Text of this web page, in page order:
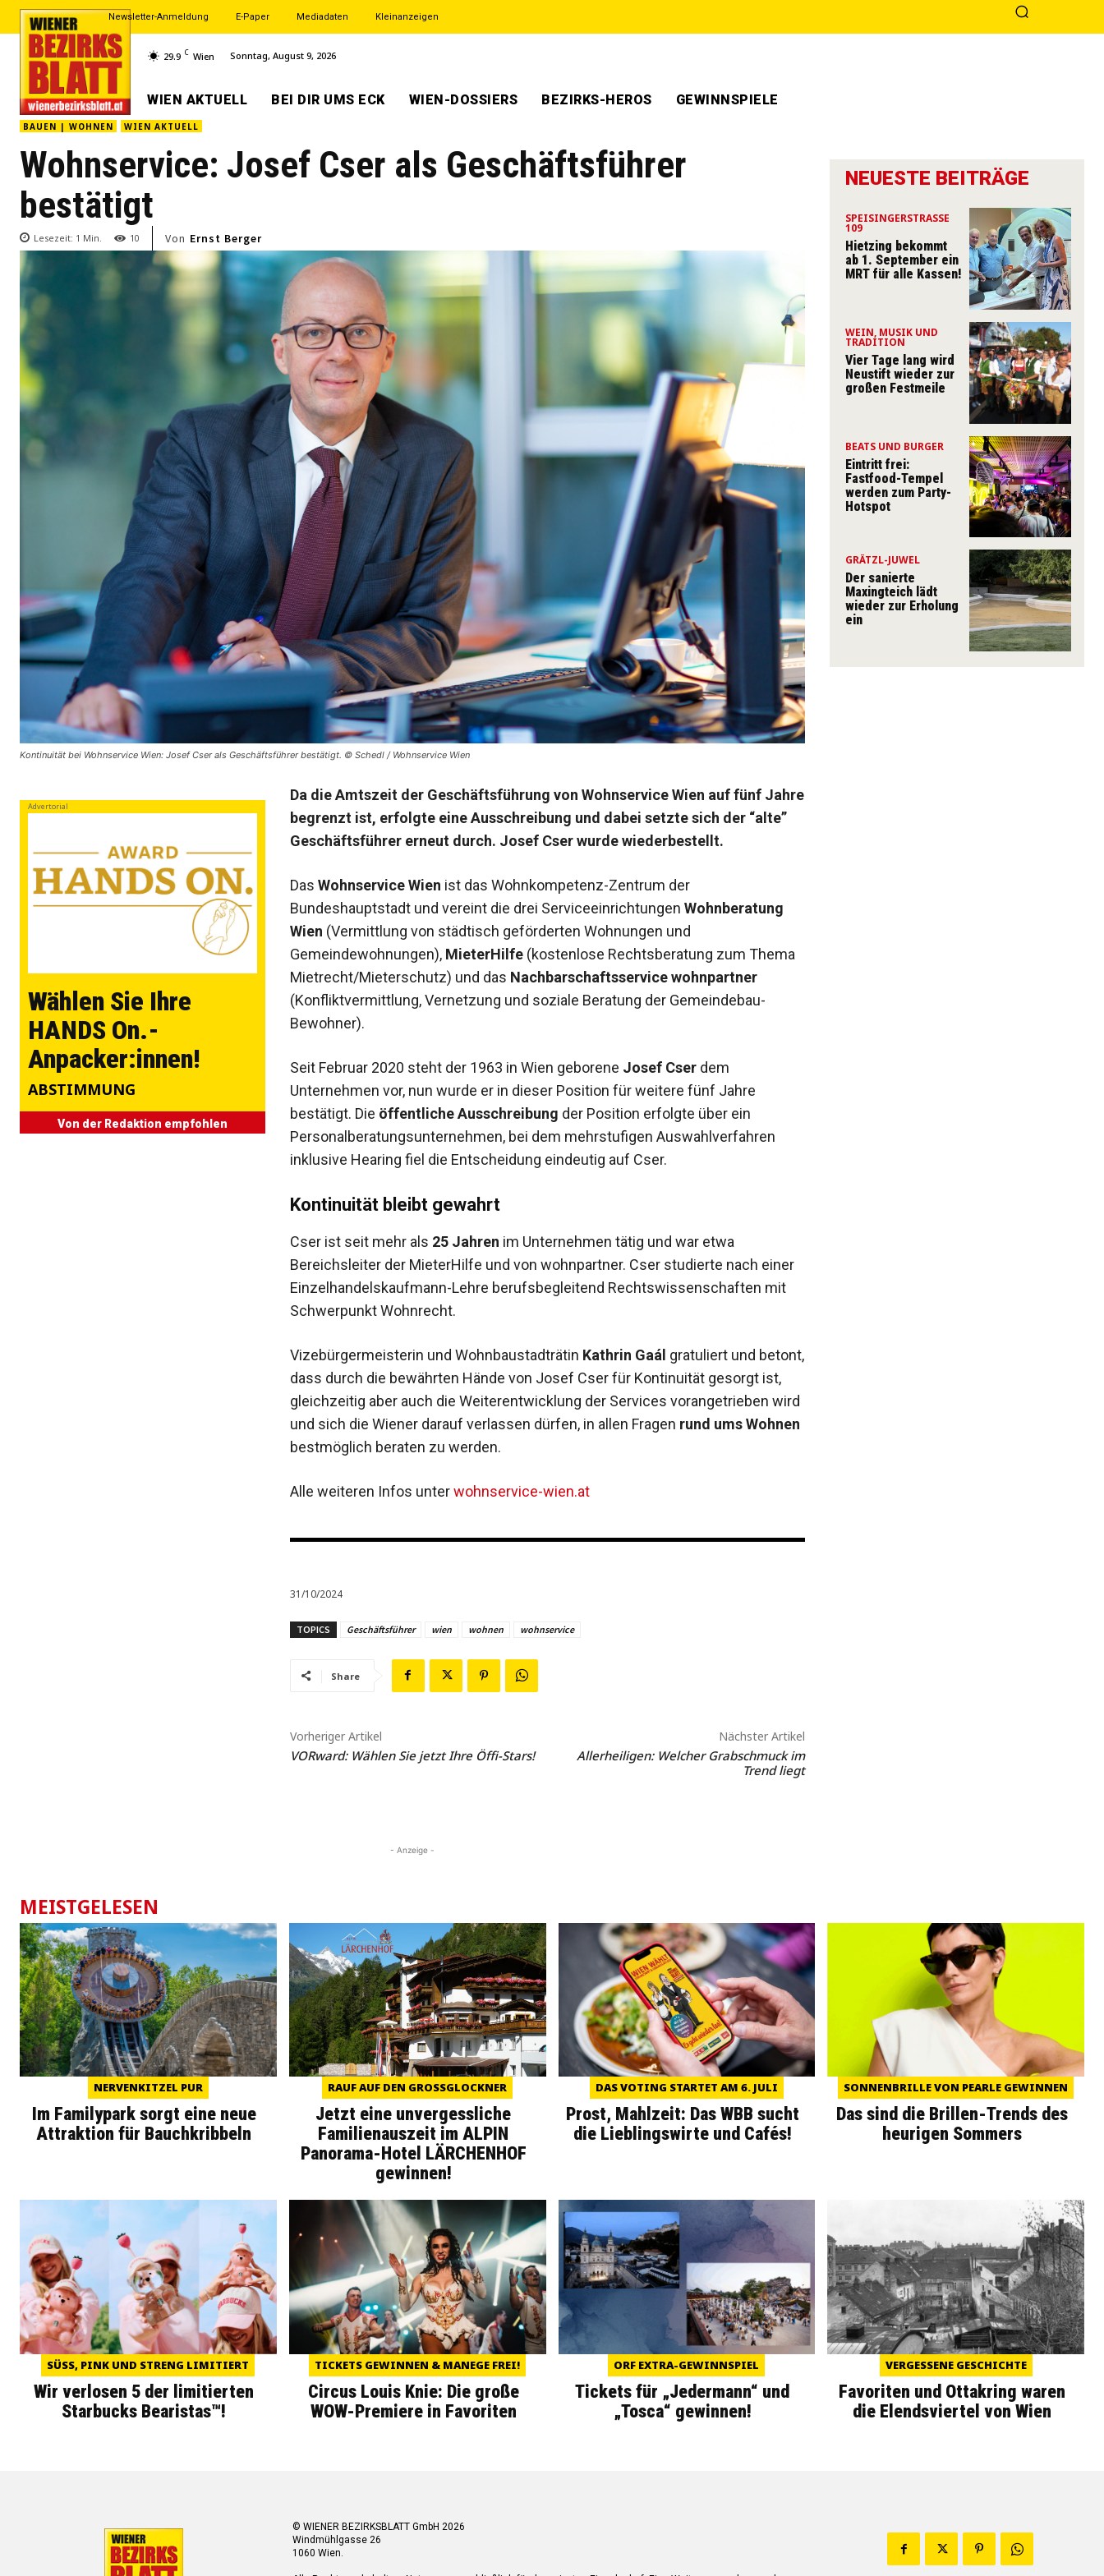
Newsletter-Anmeldung E-Paper Mediadaten Kleinanzeigen
29.9 C Wien Sonntag, August 9, 2026
WIEN AKTUELL BEI DIR UMS ECK WIEN-DOSSIERS BEZIRKS-HEROS GEWINNSPIELE
BAUEN | WOHNEN WIEN AKTUELL
Wohnservice: Josef Cser als Geschäftsführer
bestätigt
Lesezeit: 1 Min. 10 Von Ernst Berger
Kontinuität bei Wohnservice Wien: Josef Cser als Geschäftsführer bestätigt. © Schedl / Wohnservice Wien
Advertorial
Wählen Sie Ihre
HANDS On.-
Anpacker:innen!
ABSTIMMUNG
Von der Redaktion empfohlen
Da die Amtszeit der Geschäftsführung von Wohnservice Wien auf fünf Jahre
begrenzt ist, erfolgte eine Ausschreibung und dabei setzte sich der “alte”
Geschäftsführer erneut durch. Josef Cser wurde wiederbestellt.
Das Wohnservice Wien ist das Wohnkompetenz-Zentrum der
Bundeshauptstadt und vereint die drei Serviceeinrichtungen Wohnberatung
Wien (Vermittlung von städtisch geförderten Wohnungen und
Gemeindewohnungen), MieterHilfe(kostenlose Rechtsberatung zum Thema
Mietrecht/Mieterschutz) und das Nachbarschaftsservice wohnpartner
(Konfliktvermittlung, Vernetzung und soziale Beratung der Gemeindebau-
Bewohner).
Seit Februar 2020 steht der 1963 in Wien geborene Josef Cserdem
Unternehmen vor, nun wurde er in dieser Position für weitere fünf Jahre
bestätigt. Die öffentliche Ausschreibung der Position erfolgte über ein
Personalberatungsunternehmen, bei dem mehrstufigen Auswahlverfahren
inklusive Hearing fiel die Entscheidung eindeutig auf Cser.
Kontinuität bleibt gewahrt
Cser ist seit mehr als 25 Jahren im Unternehmen tätig und war etwa
Bereichsleiter der MieterHilfe und von wohnpartner. Cser studierte nach einer
Einzelhandelskaufmann-Lehre berufsbegleitend Rechtswissenschaften mit
Schwerpunkt Wohnrecht.
Vizebürgermeisterin und Wohnbaustadträtin Kathrin Gaál gratuliert und betont,
dass durch die bewährten Hände von Josef Cser für Kontinuität gesorgt ist,
gleichzeitig aber auch die Weiterentwicklung der Services vorangetrieben wird
und sich die Wiener darauf verlassen dürfen, in allen Fragen rund ums Wohnen
bestmöglich beraten zu werden.
Alle weiteren Infos unterwohnservice-wien.at
31/10/2024
TOPICS Geschäftsführer wien wohnen wohnservice
Share
Vorheriger Artikel
VORward: Wählen Sie jetzt Ihre Öffi-Stars!
Nächster Artikel
Allerheiligen: Welcher Grabschmuck im
Trend liegt
- Anzeige -
NEUESTE BEITRÄGE
SPEISINGERSTRASSE 1
09
Hietzing bekommt
ab 1. September ein
MRT für alle Kassen!
WEIN, MUSIK UND
TRADITION
Vier Tage lang wird
Neustift wieder zur
großen Festmeile
BEATS UND BURGER
Eintritt frei:
Fastfood-Tempel
werden zum Party-
Hotspot
GRÄTZL-JUWEL
Der sanierte
Maxingteich lädt
wieder zur Erholung
ein
MEISTGELESEN
NERVENKITZEL PUR
Im Familypark sorgt eine neue
Attraktion für Bauchkribbeln
RAUF AUF DEN GROSSGLOCKNER
Jetzt eine unvergessliche
Familienauszeit im ALPIN
Panorama-Hotel LÄRCHENHOF
gewinnen!
DAS VOTING STARTET AM 6. JULI
Prost, Mahlzeit: Das WBB sucht
die Lieblingswirte und Cafés!
SONNENBRILLE VON PEARLE GEWINNEN
Das sind die Brillen-Trends des
heurigen Sommers
SÜSS, PINK UND STRENG LIMITIERT
Wir verlosen 5 der limitierten
Starbucks Bearistas™!
TICKETS GEWINNEN & MANEGE FREI!
Circus Louis Knie: Die große
WOW-Premiere in Favoriten
ORF EXTRA-GEWINNSPIEL
Tickets für „Jedermann“ und
„Tosca“ gewinnen!
VERGESSENE GESCHICHTE
Favoriten und Ottakring waren
die Elendsviertel von Wien
© WIENER BEZIRKSBLATT GmbH 2026
Windmühlgasse 26
1060 Wien.